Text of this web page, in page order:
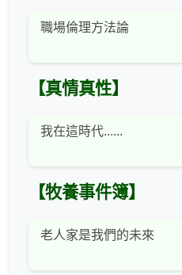
職場倫理方法論
【真情真性】
我在這時代......
【牧養事件簿】
老人家是我們的未來